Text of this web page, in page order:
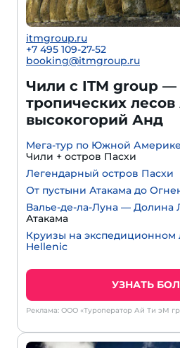
itmgroup.ru
+7 495 109-27-52
booking@itmgroup.ru
Чили с ITM group —
тропических
высокогорий Анд
Мега-тур по Южной Америке
Чили + остров Пасхи
Легендарный остров Пасхи
От пустыни Атакама до
Валье-де-ла-Луна — Долина
Атакама
Круизы на экспедиционном
Hellenic
УЗНАТЬ
Реклама: ООО «Туроператор Ай Ти эМ